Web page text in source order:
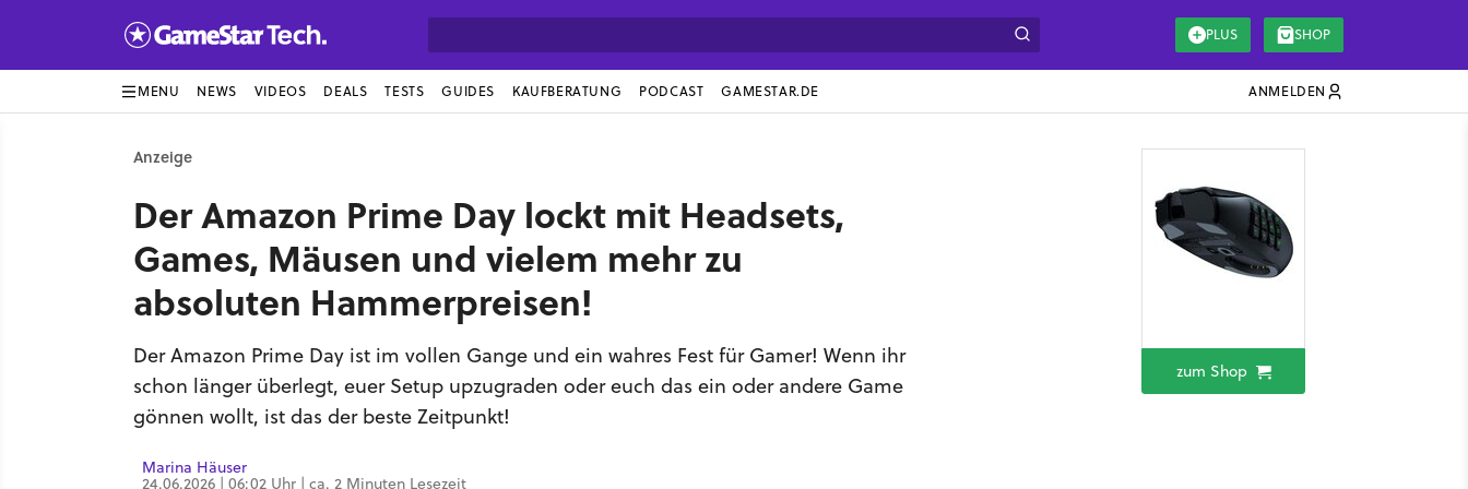
PLUS SHOP
MENU NEWS VIDEOS DEALS TESTS GUIDES KAUFBERATUNG PODCAST GAMESTAR.DE ANMELDEN
Anzeige
Der Amazon Prime Day lockt mit Headsets,
Games, Mäusen und vielem mehr zu
absoluten Hammerpreisen!
Der Amazon Prime Day ist im vollen Gange und ein wahres Fest für Gamer! Wenn ihr
schon länger überlegt, euer Setup upzugraden oder euch das ein oder andere Game
gönnen wollt, ist das der beste Zeitpunkt!
zum Shop
Marina Häuser
24.06.2026 | 06:02 Uhr | ca. 2 Minuten Lesezeit